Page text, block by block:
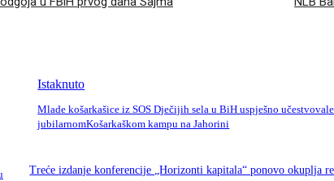
Istaknuto
Mlade košarkašice iz SOS Dječijih sela u BiH uspješno
jubilarnomKošarkaškom kampu na Jahorini
Treće izdanje konferencije „Horizonti kapitala“ ponovo okuplja